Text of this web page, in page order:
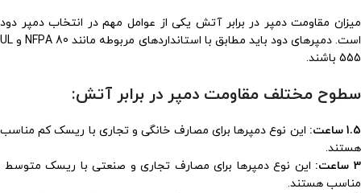
میزان مقاومت دمپر در برابر آتش یکی از عوامل مهم در انتخاب دمپر دود
است. دمپرهای دود باید مطابق با استانداردهای مربوطه مانند NFPA 80 و UL
555 باشند.
سطوح مختلف مقاومت دمپر در برابر آتش:
1.5 ساعت:
این نوع دمپرها برای مصارف خانگی و تجاری با ریسک کم مناسب
هستند.
3 ساعت:
این نوع دمپرها برای مصارف تجاری و صنعتی با ریسک متوسط ​​
مناسب هستند.